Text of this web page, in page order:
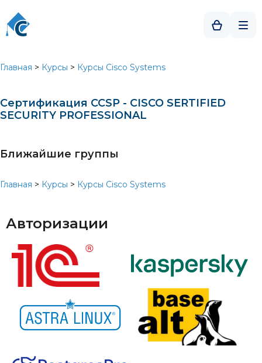
Главная > Курсы > Курсы Cisco Systems
Сертификация CCSP - CISCO SERTIFIED
SECURITY PROFESSIONAL
Ближайшие группы
Главная > Курсы > Курсы Cisco Systems
Авторизации